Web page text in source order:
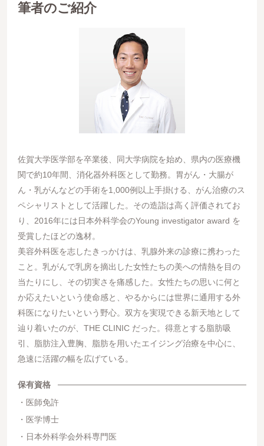
筆者のご紹介
佐賀大学医学部を卒業後、同大学病院を始め、県内の医療機
関で約10年間、消化器外科医として勤務。胃がん・大腸が
ん・乳がんなどの手術を1,000例以上手掛ける、がん治療のス
ペシャリストとして活躍した。その造詣は高く評価されてお
り、2016年には日本外科学会のYoung investigator award を
受賞したほどの逸材。
美容外科医を志したきっかけは、乳腺外来の診療に携わった
こと。乳がんで乳房を摘出した女性たちの美への情熱を目の
当たりにし、その切実さを痛感した。女性たちの思いに何と
か応えたいという使命感と、やるからには世界に通用する外
科医になりたいという野心。双方を実現できる新天地として
辿り着いたのが、THE CLINIC だった。得意とする脂肪吸
引、脂肪注入豊胸、脂肪を用いたエイジング治療を中心に、
急速に活躍の幅を広げている。
保有資格
医師免許
医学博士
日本外科学会外科専門医